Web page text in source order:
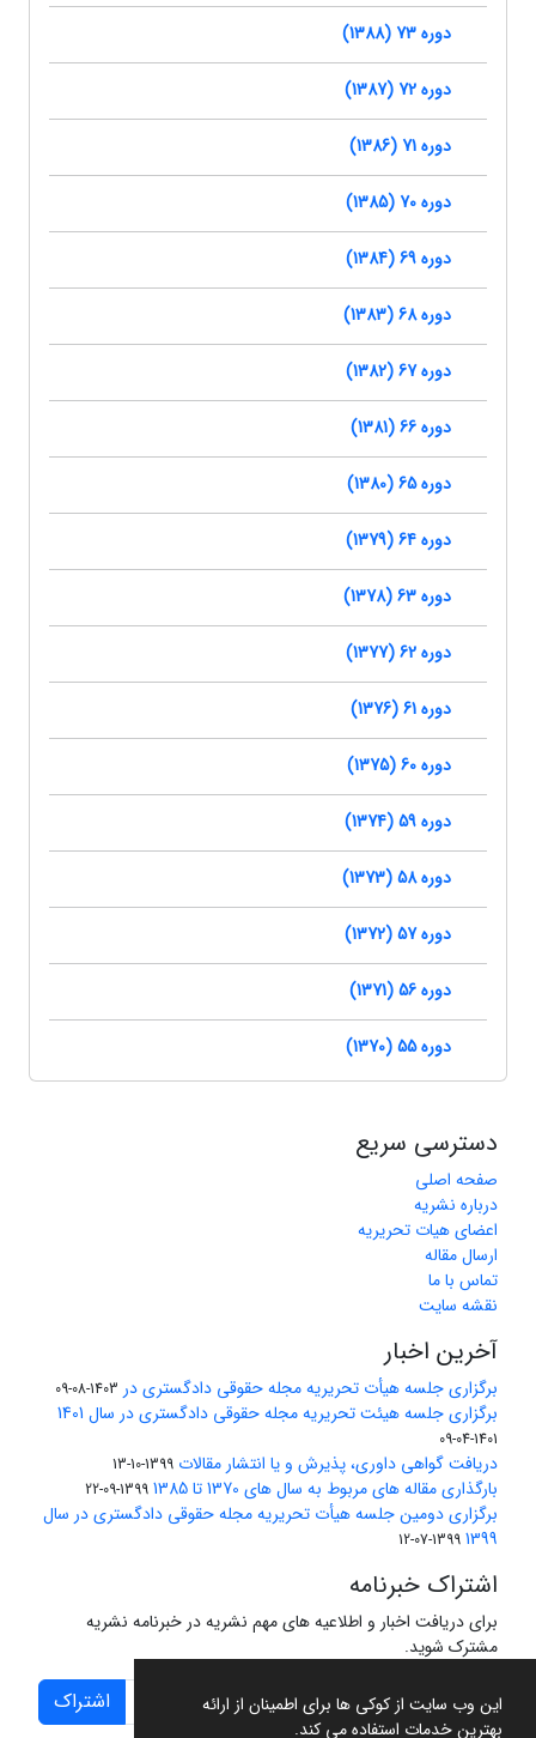
این وب سایت از کوکی ها برای اطمینان از ارائه
بهترین خدمات استفاده می کند.
دوره 73 (1388)
دوره 72 (1387)
دوره 71 (1386)
دوره 70 (1385)
دوره 69 (1384)
دوره 68 (1383)
دوره 67 (1382)
دوره 66 (1381)
دوره 65 (1380)
دوره 64 (1379)
دوره 63 (1378)
دوره 62 (1377)
دوره 61 (1376)
دوره 60 (1375)
دوره 59 (1374)
دوره 58 (1373)
دوره 57 (1372)
دوره 56 (1371)
دوره 55 (1370)
دسترسی سریع
صفحه اصلی
درباره نشریه
اعضای هیات تحریریه
ارسال مقاله
تماس با ما
نقشه سایت
آخرین اخبار
برگزاری جلسه هیأت تحریریه مجله حقوقی دادگستری در 1403-08-09
برگزاری جلسه هیئت تحریریه مجله حقوقی دادگستری در سال 1401
1401-04-09
دریافت گواهی داوری، پذیرش و یا انتشار مقالات 1399-10-13
بارگذاری مقاله های مربوط به سال های 1370 تا 1385 1399-09-22
برگزاری دومین جلسه هیأت تحریریه مجله حقوقی دادگستری در سال
1399
1399-07-12
اشتراک خبرنامه
برای دریافت اخبار و اطلاعیه های مهم نشریه در خبرنامه نشریه
مشترک شوید.
اشتراک